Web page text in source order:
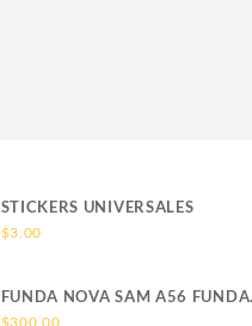
STICKERS UNIVERSALES
$3.00
FUNDA NOVA SAM A56 FUNDA
SILICONA SIN SOPORTE
$300.00